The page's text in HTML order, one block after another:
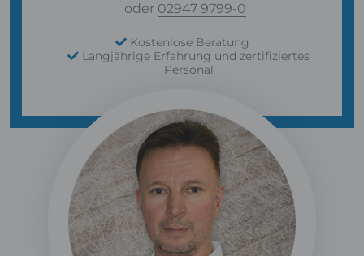
oder 02947 9799-0
Kostenlose Beratung
Langjährige Erfahrung und zertifiziertes
Personal